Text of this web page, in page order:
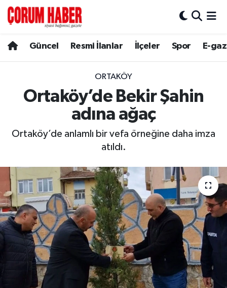
Güncel Resmi İlanlar İlçeler Spor E-
ORTAKÖY
Ortaköy’de Bekir Şahin
adına ağaç
Ortaköy’de anlamlı bir vefa örneğine daha imza
atıldı.
Spor
Resmi İlanlar
Bayat
Boğazkale
Dodurga
İskilip
Kargı
Laçin
Hava Durumu
Çorum Namaz Vakitleri
Trafik Durumu
Süper Lig Puan Durumu ve Fikstür
Tüm Manşetler
Son Dakika Haberleri
Haber Arşivi